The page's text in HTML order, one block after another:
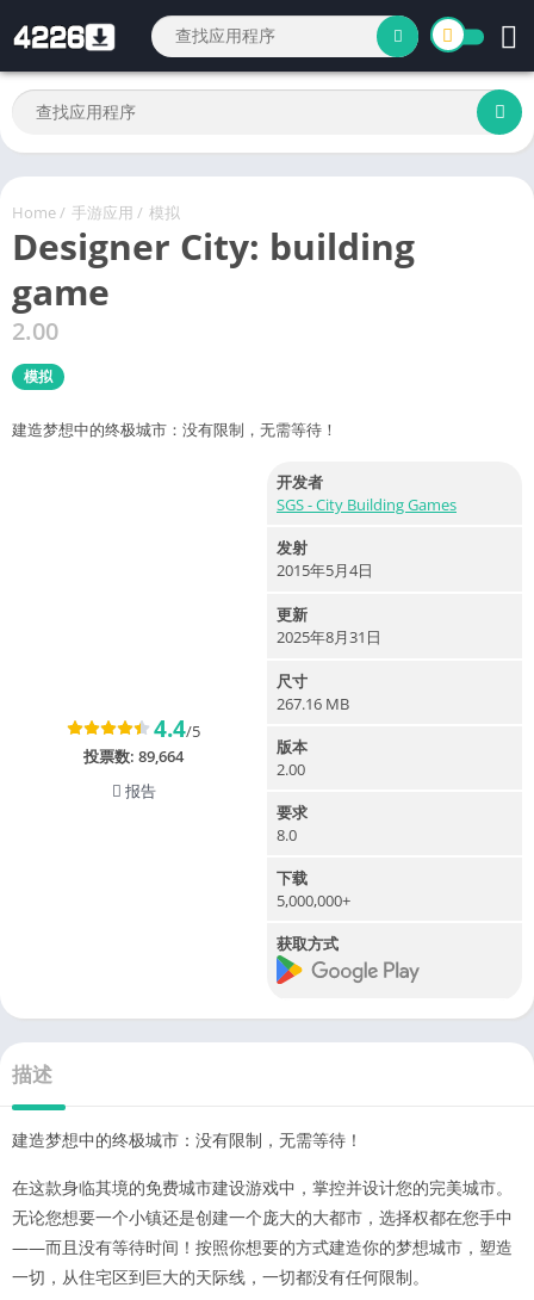
Home/ 手游应用 / 模拟
Designer City: building
game
2.00
模拟
建造梦想中的终极城市：没有限制，无需等待！
4.4/5
投票数: 89,664
报告
开发者
SGS - City Building Games
发射
2015年5月4日
更新
2025年8月31日
尺寸
267.16 MB
版本
2.00
要求
8.0
下载
5,000,000+
获取方式
描述
建造梦想中的终极城市：没有限制，无需等待！
在这款身临其境的免费城市建设游戏中，掌控并设计您的完美城市。
无论您想要一个小镇还是创建一个庞大的大都市，选择权都在您手中
——而且没有等待时间！按照你想要的方式建造你的梦想城市，塑造
一切，从住宅区到巨大的天际线，一切都没有任何限制。